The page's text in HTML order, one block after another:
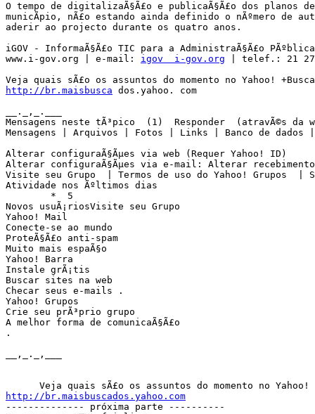
O tempo de digitalizaÃ§Ã£o e publicaÃ§Ã£o dos planos
municÃ­pio, nÃ£o estando ainda definido o nÃºmero de
aderir ao projecto durante os quatro anos.
iGOV - InformaÃ§Ã£o TIC para a AdministraÃ§Ã£o PÃºblica
www.i-gov.org | e-mail: igov  i-gov.org | telef.: 21
http://br.maisbusca dos.yahoo. com
__._,_.___
Mensagens neste tÃ³pico  (1)  Responder  (atravÃ©s
Mensagens | Arquivos | Fotos | Links | Banco de dados
Alterar configuraÃ§Ãµes via web (Requer Yahoo! ID)
Alterar configuraÃ§Ãµes via e-mail: Alterar
Visite seu Grupo  | Termos de uso do Yahoo! Grupos
Atividade nos Ãºltimos dias
Novos usuÃ¡riosVisite seu Grupo
Yahoo! Mail
Conecte-se ao mundo
ProteÃ§Ã£o anti-spam
Muito mais espaÃ§o
Yahoo! Barra
Instale grÃ¡tis
Buscar sites na web
Checar seus e-mails .
Yahoo! Grupos
Crie seu prÃ³prio grupo
A melhor forma de comunicaÃ§Ã£o
.
__,_._,___
http://br.maisbuscados.yahoo.com
-------------- próxima parte ----------